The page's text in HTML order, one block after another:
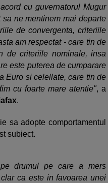
cu guvernatorul Mugur
ne mentinem mai departe
de convergenta, criteriile
am respectat - care tin de
de criteriile nominale, insa
este puterea de cumparare
Euro si celellate, care tin de
cu foarte mare atentie", a
.
sa adopte comportamentul
subiect.
drumul pe care a mers
ca este in favoarea unei